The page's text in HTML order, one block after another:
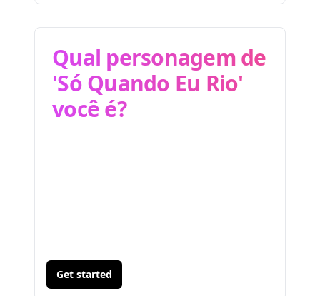
Qual personagem de
'Só Quando Eu Rio'
você é?
Get started